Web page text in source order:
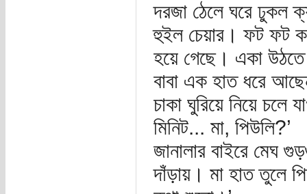
দরজা ঠেলে ঘরে ঢুকল
হুইল চেয়ার। ফট ফট
হয়ে গেছে। একা উঠতে
বাবা এক হাত ধরে
চাকা ঘুরিয়ে নিয়ে
মিনিট... মা, পিউলি?’
জানালার বাইরে মেঘ
দাঁড়ায়। মা হাত তুলে